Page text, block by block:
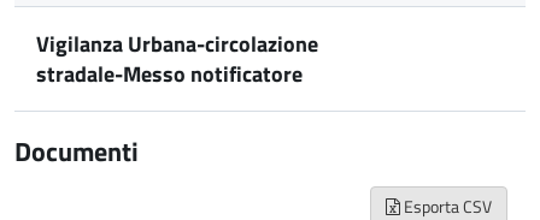
Vigilanza Urbana-circolazione
stradale-Messo notificatore
Documenti
Esporta CSV